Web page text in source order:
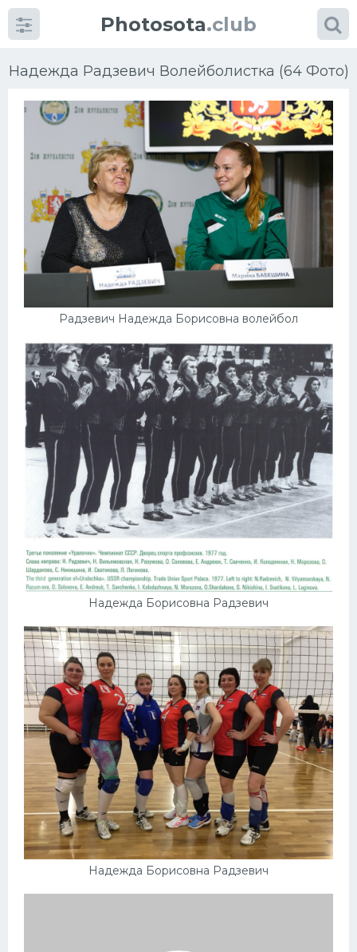
Photosota.club
Надежда Радзевич Волейболистка (64 Фото)
Радзевич Надежда Борисовна волейбол
Надежда Борисовна Радзевич
Надежда Борисовна Радзевич
Категории Фото
Еще картинки...
Футбол
Велогонки
Конькобежный спорт
Тренажеры
Интерьер квартиры